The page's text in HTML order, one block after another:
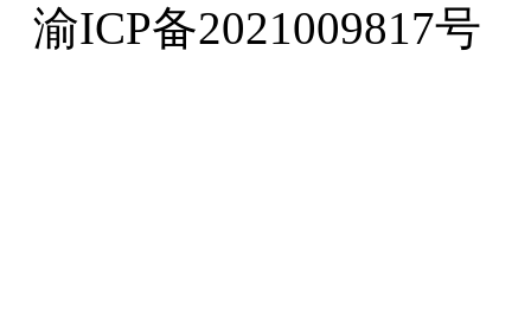
渝ICP备2021009817号